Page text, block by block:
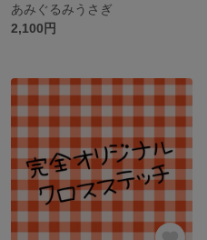
あみぐるみうさぎ
2,100円